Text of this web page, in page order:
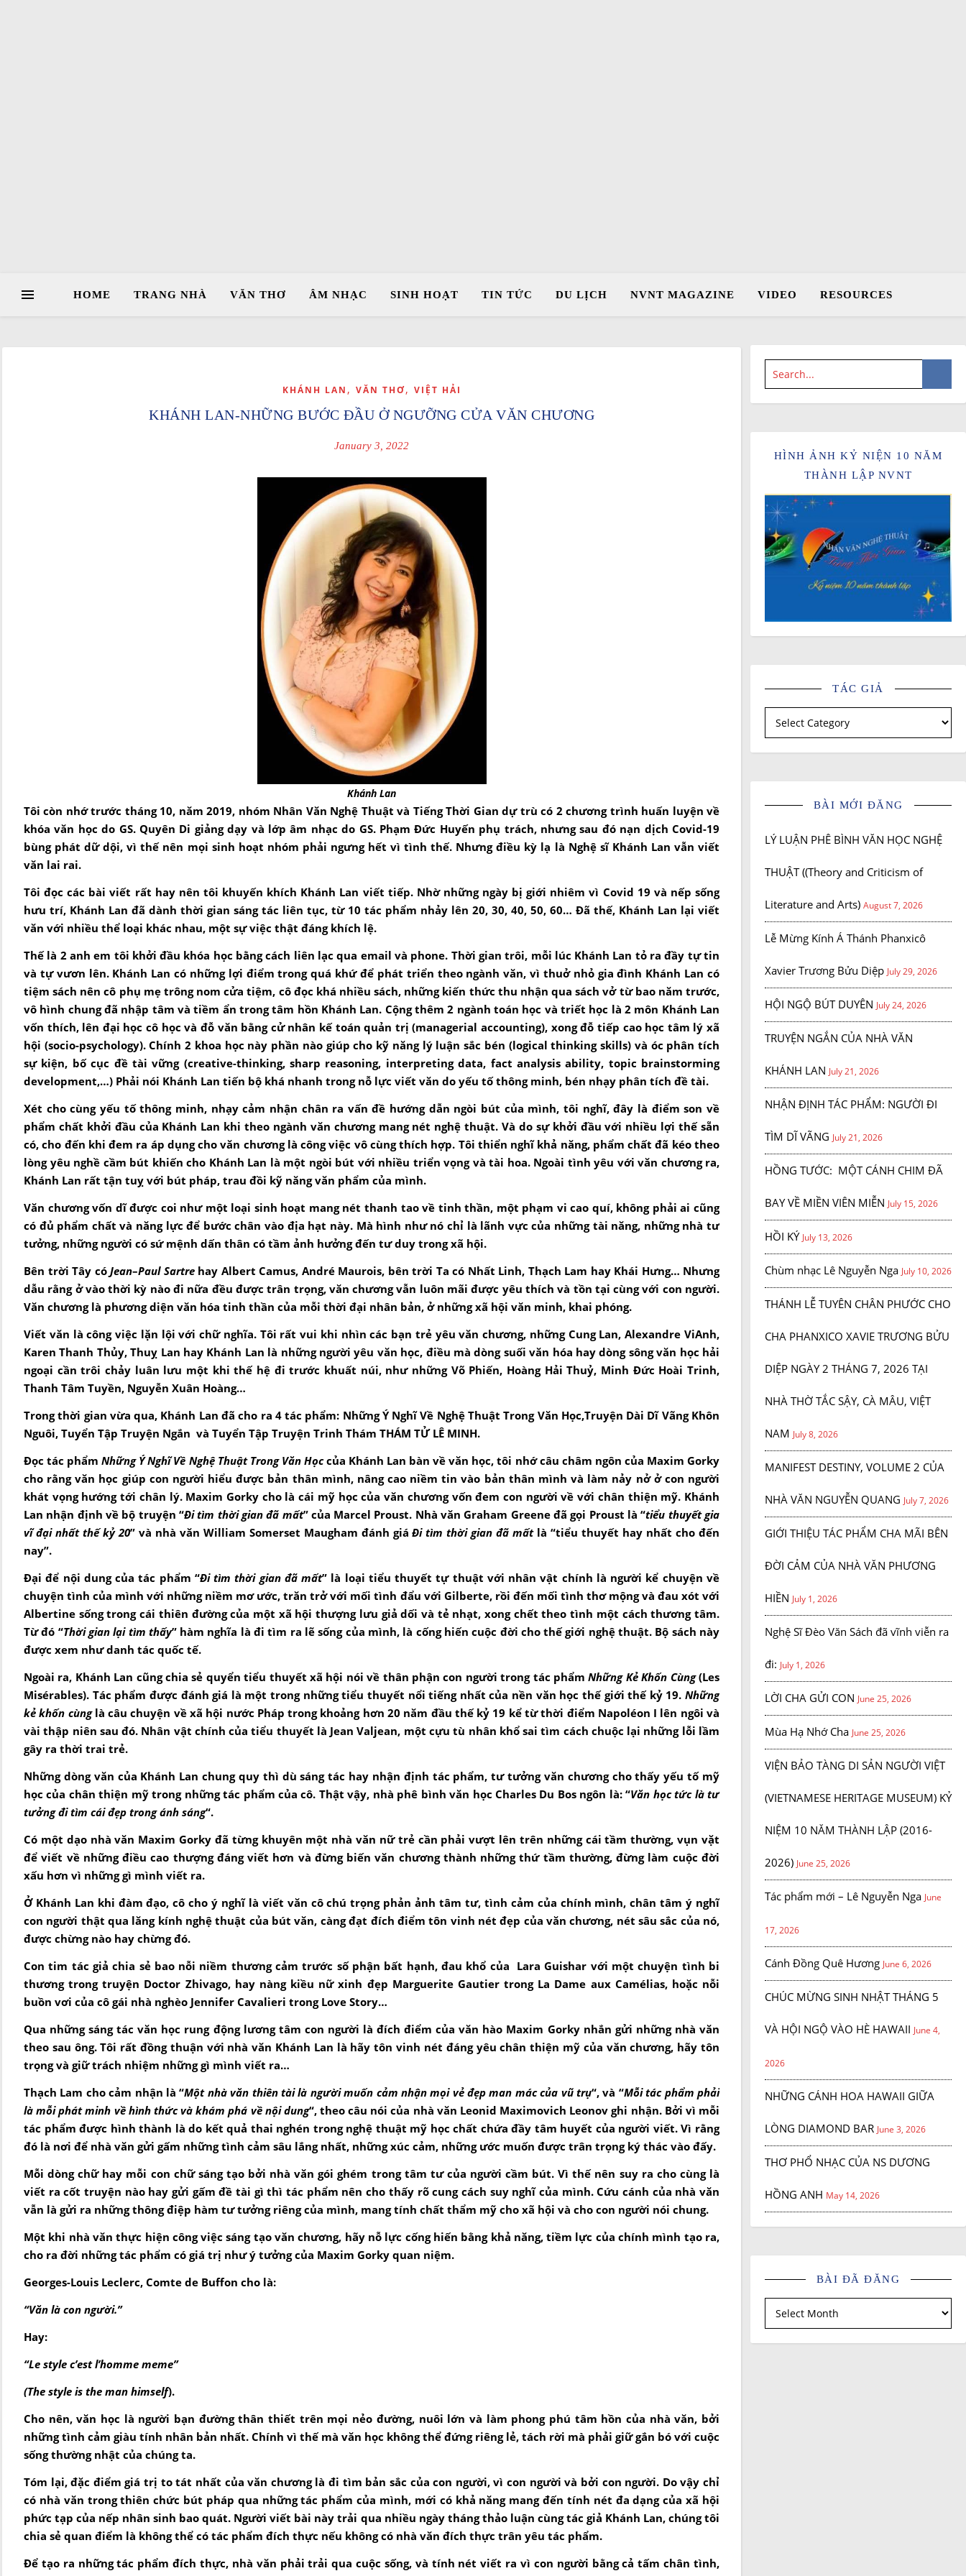
HOME TRANG NHÀ VĂN THƠ ÂM NHẠC SINH HOẠT TIN TỨC DU LỊCH NVNT MAGAZINE VIDEO RESOURCES
KHÁNH LAN , VĂN THƠ, VIỆT HẢI
KHÁNH LAN-NHỮNG BƯỚC ĐẦU Ở NGƯỠNG CỬA VĂN CHƯƠNG
January 3, 2022
Khánh Lan
Tôi còn nhớ trước tháng 10, năm 2019, nhóm Nhân Văn Nghệ Thuật và Tiếng Thời Gian dự trù có 2 chương trình huấn luyện về
khóa văn học do GS. Quyên Di giảng dạy và lớp âm nhạc do GS. Phạm Đức Huyến phụ trách, nhưng sau đó nạn dịch Covid-19
bùng phát dữ dội, vì thế nên mọi sinh hoạt nhóm phải ngưng hết vì tình thế. Nhưng điều kỳ lạ là Nghệ sĩ Khánh Lan vẫn viết
văn lai rai.
Tôi đọc các bài viết rất hay nên tôi khuyến khích Khánh Lan viết tiếp. Nhờ những ngày bị giới nhiêm vì Covid 19 và nếp sống
hưu trí, Khánh Lan đã dành thời gian sáng tác liên tục, từ 10 tác phẩm nhảy lên 20, 30, 40, 50, 60… Đã thế, Khánh Lan lại viết
văn với nhiều thể loại khác nhau, một sự việc thật đáng khích lệ.
Thế là 2 anh em tôi khởi đầu khóa học bằng cách liên lạc qua email và phone. Thời gian trôi, mỗi lúc Khánh Lan tỏ ra đầy tự tin
và tự vươn lên. Khánh Lan có những lợi điểm trong quá khứ để phát triển theo ngành văn, vì thuở nhỏ gia đình Khánh Lan có
tiệm sách nên cô phụ mẹ trông nom cửa tiệm, cô đọc khá nhiều sách, những kiến thức thu nhận qua sách vở từ bao năm trước,
vô hình chung đã nhập tâm và tiềm ẩn trong tâm hồn Khánh Lan. Cộng thêm 2 ngành toán học và triết học là 2 môn Khánh Lan
vốn thích, lên đại học cô học và đỗ văn bằng cử nhân kế toán quản trị (managerial accounting), xong đỗ tiếp cao học tâm lý xã
hội (socio-psychology). Chính 2 khoa học này phần nào giúp cho kỹ năng lý luận sắc bén (logical thinking skills) và óc phân tích
sự kiện, bố cục đề tài vững (creative-thinking, sharp reasoning, interpreting data, fact analysis ability, topic brainstorming
development,…) Phải nói Khánh Lan tiến bộ khá nhanh trong nỗ lực viết văn do yếu tố thông minh, bén nhạy phân tích đề tài.
Xét cho cùng yếu tố thông minh, nhạy cảm nhận chân ra vấn đề hướng dẫn ngòi bút của mình, tôi nghĩ, đây là điểm son về
phẩm chất khởi đầu của Khánh Lan khi theo ngành văn chương mang nét nghệ thuật. Và do sự khởi đầu với nhiều lợi thế sẵn
có, cho đến khi đem ra áp dụng cho văn chương là công việc vô cùng thích hợp. Tôi thiển nghĩ khả năng, phẩm chất đã kéo theo
lòng yêu nghề cầm bút khiến cho Khánh Lan là một ngòi bút với nhiều triển vọng và tài hoa. Ngoài tình yêu với văn chương ra,
Khánh Lan rất tận tuỵ với bút pháp, trau đồi kỹ năng văn phẩm của mình.
Văn chương vốn dĩ được coi như một loại sinh hoạt mang nét thanh tao về tinh thần, một phạm vi cao quí, không phải ai cũng
có đủ phẩm chất và năng lực để bước chân vào địa hạt này. Mà hình như nó chỉ là lãnh vực của những tài năng, những nhà tư
tưởng, những người có sứ mệnh dấn thân có tầm ảnh hưởng đến tư duy trong xã hội.
Bên trời Tây có Jean–Paul Sartrehay Albert Camus, André Maurois, bên trời Ta có Nhất Linh, Thạch Lam hay Khái Hưng… Nhưng
dẫu rằng ở vào thời kỳ nào đi nữa đều được trân trọng, văn chương vẫn luôn mãi được yêu thích và tồn tại cùng với con người.
Văn chương là phương diện văn hóa tinh thần của mỗi thời đại nhân bản, ở những xã hội văn minh, khai phóng.
Viết văn là công việc lặn lội với chữ nghĩa. Tôi rất vui khi nhìn các bạn trẻ yêu văn chương, những Cung Lan, Alexandre ViAnh,
Karen Thanh Thủy, Thuỵ Lan hay Khánh Lan là những người yêu văn học, điều mà dòng suối văn hóa hay dòng sông văn học hải
ngoại cần trôi chảy luân lưu một khi thế hệ đi trước khuất núi, như những Võ Phiến, Hoàng Hải Thuỷ, Minh Đức Hoài Trinh,
Thanh Tâm Tuyền, Nguyễn Xuân Hoàng…
Trong thời gian vừa qua, Khánh Lan đã cho ra 4 tác phẩm: Những Ý Nghĩ Về Nghệ Thuật Trong Văn Học,Truyện Dài Dĩ Vãng Khôn
Nguôi, Tuyển Tập Truyện Ngắn và Tuyển Tập Truyện Trinh Thám THÁM TỬ LÊ MINH.
Đọc tác phẩmNhững Ý NghĩVề NghệThuật Trong Văn Họccủa Khánh Lan bàn về văn học, tôi nhớ câu châm ngôn của Maxim Gorky
cho rằng văn học giúp con người hiểu được bản thân mình, nâng cao niềm tin vào bản thân mình và làm nảy nở ở con người
khát vọng hướng tới chân lý. Maxim Gorky cho là cái mỹ học của văn chương vốn đem con người về với chân thiện mỹ. Khánh
Lan nhận định về bộ truyện “Đi tìm thời gian đã mất” của Marcel Proust. Nhà văn Graham Greene đã gọi Proust là “tiểu thuyết gia
vĩ đại nhất thế kỷ 20” và nhà văn William Somerset Maugham đánh giáĐi tìm thời gian đã mấtlà “tiểu thuyết hay nhất cho đến
nay”.
Đại để nội dung của tác phẩm “Đi tìm thời gian đã mất” là loại tiểu thuyết tự thuật với nhân vật chính là người kể chuyện về
chuyện tình của mình với những niềm mơ ước, trăn trở với mối tình đẩu với Gilberte, rồi đến mối tình thơ mộng và đau xót với
Albertine sống trong cái thiên đường của một xã hội thượng lưu giả dối và tẻ nhạt, xong chết theo tình một cách thương tâm.
Từ đó “Thời gian lại tìm thấy” hàm nghĩa là đi tìm ra lẽ sống của mình, là cống hiến cuộc đời cho thế giới nghệ thuật. Bộ sách này
được xem như danh tác quốc tế.
Ngoài ra, Khánh Lan cũng chia sẻ quyển tiểu thuyết xã hội nói về thân phận con người trong tác phẩmNhững Kẻ Khốn Cùng(Les
Misérables). Tác phẩm được đánh giá là một trong những tiểu thuyết nổi tiếng nhất của nền văn học thế giới thế kỷ 19. Những
kẻ khốn cùnglà câu chuyện về xã hội nước Pháp trong khoảng hơn 20 năm đầu thế kỷ 19 kể từ thời điểm Napoléon I lên ngôi và
vài thập niên sau đó. Nhân vật chính của tiểu thuyết là Jean Valjean, một cựu tù nhân khổ sai tìm cách chuộc lại những lỗi lầm
gây ra thời trai trẻ.
Những dòng văn của Khánh Lan chung quy thì dù sáng tác hay nhận định tác phẩm, tư tưởng văn chương cho thấy yếu tố mỹ
học của chân thiện mỹ trong những tác phẩm của cô. Thật vậy, nhà phê bình văn học Charles Du Bos ngôn là: “Văn học tức là tư
tưởng đi tìm cái đẹp trong ánh sáng“.
Có một dạo nhà văn Maxim Gorky đã từng khuyên một nhà văn nữ trẻ cần phải vượt lên trên những cái tầm thường, vụn vặt
để viết về những điều cao thượng đáng viết hơn và đừng biến văn chương thành những thứ tầm thường, đừng làm cuộc đời
xấu hơn vì những gì mình viết ra.
Ở Khánh Lan khi đàm đạo, cô cho ý nghĩ là viết văn cô chú trọng phản ảnh tâm tư, tình cảm của chính mình, chân tâm ý nghĩ
con người thật qua lăng kính nghệ thuật của bút văn, càng đạt đích điểm tôn vinh nét đẹp của văn chương, nét sâu sắc của nó,
được chừng nào hay chừng đó.
Con tim tác giả chia sẻ bao nỗi niềm thương cảm trước số phận bất hạnh, đau khổ của Lara Guishar với một chuyện tình bi
thương trong truyện Doctor Zhivago, hay nàng kiều nữ xinh đẹp Marguerite Gautier trong La Dame aux Camélias, hoặc nỗi
buồn vơi của cô gái nhà nghèo Jennifer Cavalieri trong Love Story…
Qua những sáng tác văn học rung động lương tâm con người là đích điểm của văn hào Maxim Gorky nhắn gửi những nhà văn
theo sau ông. Tôi rất đồng thuận với nhà văn Khánh Lan là hãy tôn vinh nét đáng yêu chân thiện mỹ của văn chương, hãy tôn
trọng và giữ trách nhiệm những gì mình viết ra…
Thạch Lam cho cảm nhận là “Một nhà văn thiên tài là người muốn cảm nhận mọi vẻ đẹp man mác của vũ trụ“, và “Mỗi tác phẩm phải
là mỗi phát minh về hình thức và khám phá về nội dung“, theo câu nói của nhà văn Leonid Maximovich Leonov ghi nhận. Bởi vì mỗi
tác phẩm được hình thành là do kết quả thai nghén trong nghệ thuật mỹ học chất chứa đầy tâm huyết của người viết. Vì rằng
đó là nơi để nhà văn gửi gấm những tình cảm sâu lắng nhất, những xúc cảm, những ước muốn được trân trọng ký thác vào đấy.
Mỗi dòng chữ hay mỗi con chữ sáng tạo bởi nhà văn gói ghém trong tâm tư của người cầm bút. Vì thế nên suy ra cho cùng là
viết ra cốt truyện nào hay gửi gấm đề tài gì thì tác phẩm nên cho thấy rõ cung cách suy nghĩ của mình. Cứu cánh của nhà văn
vẫn là gửi ra những thông điệp hàm tư tưởng riêng của mình, mang tính chất thẩm mỹ cho xã hội và cho con người nói chung.
Một khi nhà văn thực hiện công việc sáng tạo văn chương, hãy nỗ lực cống hiến bằng khả năng, tiềm lực của chính mình tạo ra,
cho ra đời những tác phẩm có giá trị như ý tưởng của Maxim Gorky quan niệm.
Georges-Louis Leclerc, Comte de Buffon cho là:
“Văn là con người.”
Hay:
“Le style c’est l’homme meme”
(The style is the man himself).
Cho nên, văn học là người bạn đường thân thiết trên mọi nẻo đường, nuôi lớn và làm phong phú tâm hồn của nhà văn, bởi
những tình cảm giàu tính nhân bản nhất. Chính vì thế mà văn học không thể đứng riêng lẻ, tách rời mà phải giữ gắn bó với cuộc
sống thường nhật của chúng ta.
Tóm lại, đặc điểm giá trị to tát nhất của văn chương là đi tìm bản sắc của con người, vì con người và bởi con người. Do vậy chỉ
có nhà văn trong thiên chức bút pháp qua những tác phẩm của mình, mới có khả năng mang đến tính nét đa dạng của xã hội
phức tạp của nếp nhân sinh bao quát. Người viết bài này trải qua nhiều ngày tháng thảo luận cùng tác giả Khánh Lan, chúng tôi
chia sẻ quan điểm là không thể có tác phẩm đích thực nếu không có nhà văn đích thực trân yêu tác phẩm.
Để tạo ra những tác phẩm đích thực, nhà văn phải trải qua cuộc sống, và tính nét viết ra vì con người bằng cả tấm chân tình,
HÌNH ẢNH KỶ NIỆN 10 NĂM
THÀNH LẬP NVNT
TÁC GIẢ
Tác giả
BÀI MỚI ĐĂNG
LÝ LUẬN PHÊ BÌNH VĂN HỌC NGHỆ
THUẬT ((Theory and Criticism of
Literature and Arts) August 7, 2026
Lễ Mừng Kính Á Thánh Phanxicô
Xavier Trương Bửu Diệp July 29, 2026
HỘI NGỘ BÚT DUYÊN July 24, 2026
TRUYỆN NGẮN CỦA NHÀ VĂN
KHÁNH LAN July 21, 2026
NHẬN ĐỊNH TÁC PHẨM: NGƯỜI ĐI
TÌM DĨ VÃNG July 21, 2026
HỒNG TƯỚC: MỘT CÁNH CHIM ĐÃ
BAY VỀ MIỀN VIÊN MIỄN July 15, 2026
HỒI KÝ July 13, 2026
Chùm nhạc Lê Nguyễn Nga July 10, 2026
THÁNH LỄ TUYÊN CHÂN PHƯỚC CHO
CHA PHANXICO XAVIE TRƯƠNG BỬU
DIỆP NGÀY 2 THÁNG 7, 2026 TẠI
NHÀ THỜ TẮC SẬY, CÀ MÂU, VIỆT
NAM July 8, 2026
MANIFEST DESTINY, VOLUME 2 CỦA
NHÀ VĂN NGUYỄN QUANG July 7, 2026
GIỚI THIỆU TÁC PHẨM CHA MÃI BÊN
ĐỜI CẢM CỦA NHÀ VĂN PHƯƠNG
HIỀN July 1, 2026
Nghệ Sĩ Đèo Văn Sách đã vĩnh viễn ra
đi: July 1, 2026
LỜI CHA GỬI CON June 25, 2026
Mùa Hạ Nhớ Cha June 25, 2026
VIỆN BẢO TÀNG DI SẢN NGƯỜI VIỆT
(VIETNAMESE HERITAGE MUSEUM) KỶ
NIỆM 10 NĂM THÀNH LẬP (2016-
2026) June 25, 2026
Tác phẩm mới – Lê Nguyễn Nga June
17, 2026
Cánh Đồng Quê Hương June 6, 2026
CHÚC MỪNG SINH NHẬT THÁNG 5
VÀ HỘI NGỘ VÀO HÈ HAWAII June 4,
2026
NHỮNG CÁNH HOA HAWAII GIỮA
LÒNG DIAMOND BAR June 3, 2026
THƠ PHỔ NHẠC CỦA NS DƯƠNG
HỒNG ANH May 14, 2026
BÀI ĐÃ ĐĂNG
Bài đã đăng